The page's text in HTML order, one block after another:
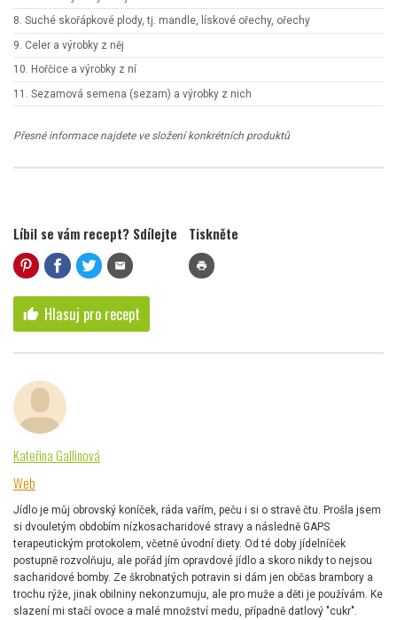
8. Suché skořápkové plody, tj. mandle, lískové ořechy, ořechy
9. Celer a výrobky z něj
10. Hořčice a výrobky z ní
11. Sezamová semena (sezam) a výrobky z nich
Přesné informace najdete ve složení konkrétních produktů
Líbil se vám recept? Sdílejte
mail
Tiskněte
print
thumb_up Hlasuj pro recept
Kateřina Gallinová
Web
Jídlo je můj obrovský koníček, ráda vařím, peču i si o stravě čtu. Prošla jsem
si dvouletým obdobím nízkosacharidové stravy a následně GAPS
terapeutickým protokolem, včetně úvodní diety. Od té doby jídelníček
postupně rozvolňuju, ale pořád jím opravdové jídlo a skoro nikdy to nejsou
sacharidové bomby. Ze škrobnatých potravin si dám jen občas brambory a
trochu rýže, jinak obilniny nekonzumuju, ale pro muže a děti je používám. Ke
slazení mi stačí ovoce a malé množství medu, případně datlový "cukr".